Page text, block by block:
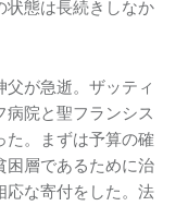
状態は長続きしなか
が急逝。ザッティ
院と聖フランシス
た。まずは予算の確
困層であるために治
応な寄付をした。法